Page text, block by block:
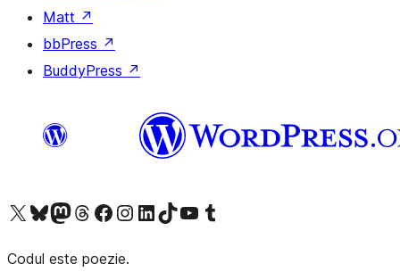
Matt ↗
bbPress ↗
BuddyPress ↗
Mergi la contul nostru X (fost Twitter)
Vizitează contul nostru Bluesky
Vizitează contul nostru Mastodon
Vizitează contul nostru Threads
Vizitează pagina noastră Facebook
Vizitează-ne pe Instagram
Vizitează-ne pe LinkedIn
Vizitează contul nostru TikTok
Vizitează canalul nostru YouTube
Vizitează contul nostru Tumblr
Codul este poezie.